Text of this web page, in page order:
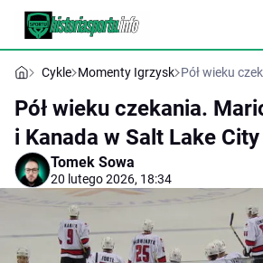
Cykle Momenty Igrzysk Pół wieku
Pół wieku czekania.
i Kanada w Salt Lake
Tomek Sowa
20 lutego 2026, 18:34